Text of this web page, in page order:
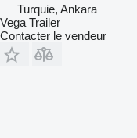
Turquie, Ankara
Vega Trailer
Contacter le vendeur